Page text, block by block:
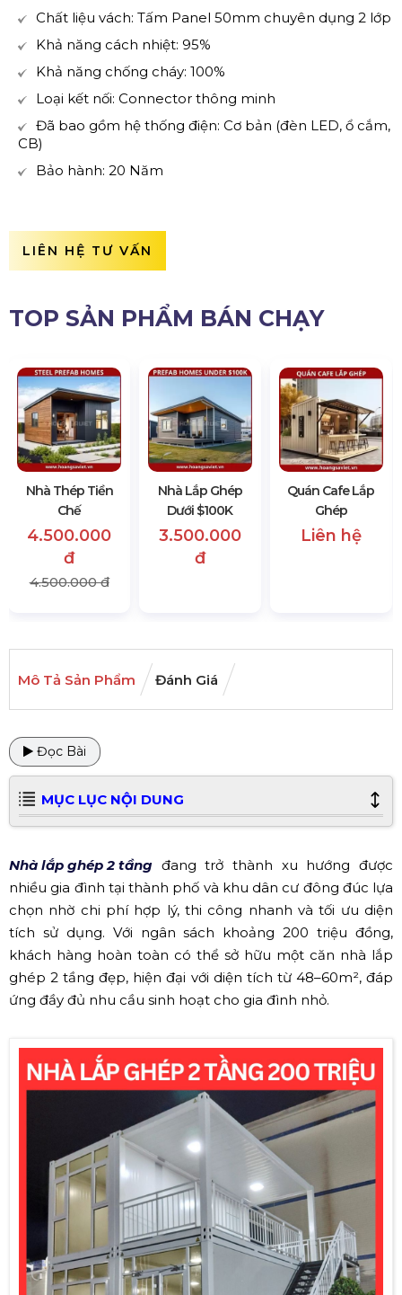
Chất liệu vách: Tấm Panel 50mm chuyên dụng 2 lớp
Khả năng cách nhiệt: 95%
Khả năng chống cháy: 100%
Loại kết nối: Connector thông minh
Đã bao gồm hệ thống điện: Cơ bản (đèn LED, ổ cắm,
CB)
Bảo hành: 20 Năm
LIÊN HỆ TƯ VẤN
TOP SẢN PHẨM BÁN CHẠY
Nhà Thép Tiền
Chế
4.500.000
đ
4.500.000 đ
Nhà Lắp Ghép
Dưới $100K
3.500.000
đ
Quán Cafe Lắp
Ghép
Liên hệ
Mô Tả Sản Phẩm Đánh Giá
Đọc Bài
MỤC LỤC NỘI DUNG
Nhà lắp ghép 2 tầng đang trở thành xu hướng được
nhiều gia đình tại thành phố và khu dân cư đông đúc lựa
chọn nhờ chi phí hợp lý, thi công nhanh và tối ưu diện
tích sử dụng. Với ngân sách khoảng 200 triệu đồng,
khách hàng hoàn toàn có thể sở hữu một căn nhà lắp
ghép 2 tầng đẹp, hiện đại với diện tích từ 48–60m², đáp
ứng đầy đủ nhu cầu sinh hoạt cho gia đình nhỏ.